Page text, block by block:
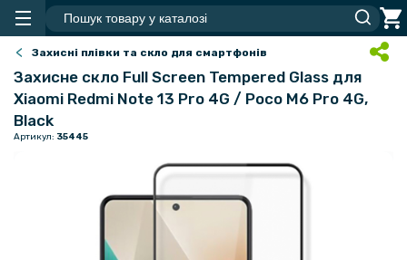
Захисні плівки та скло для смартфонів
Захисне скло Full Screen Tempered Glass для
Xiaomi Redmi Note 13 Pro 4G / Poco M6 Pro 4G,
Black
Артикул: 35445